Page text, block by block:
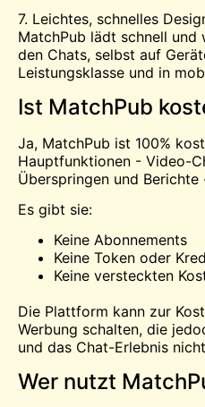
7. Leichtes, schnelles
MatchPub lädt schnell
den Chats, selbst auf
Leistungsklasse und in
Ist MatchPub
Ja, MatchPub ist 100%
Hauptfunktionen - Video-
Überspringen und
Es gibt sie:
Keine Abonnements
Keine Token oder
Keine versteckten
Die Plattform kann zur
Werbung schalten, die
und das Chat-Erlebnis
Wer nutzt